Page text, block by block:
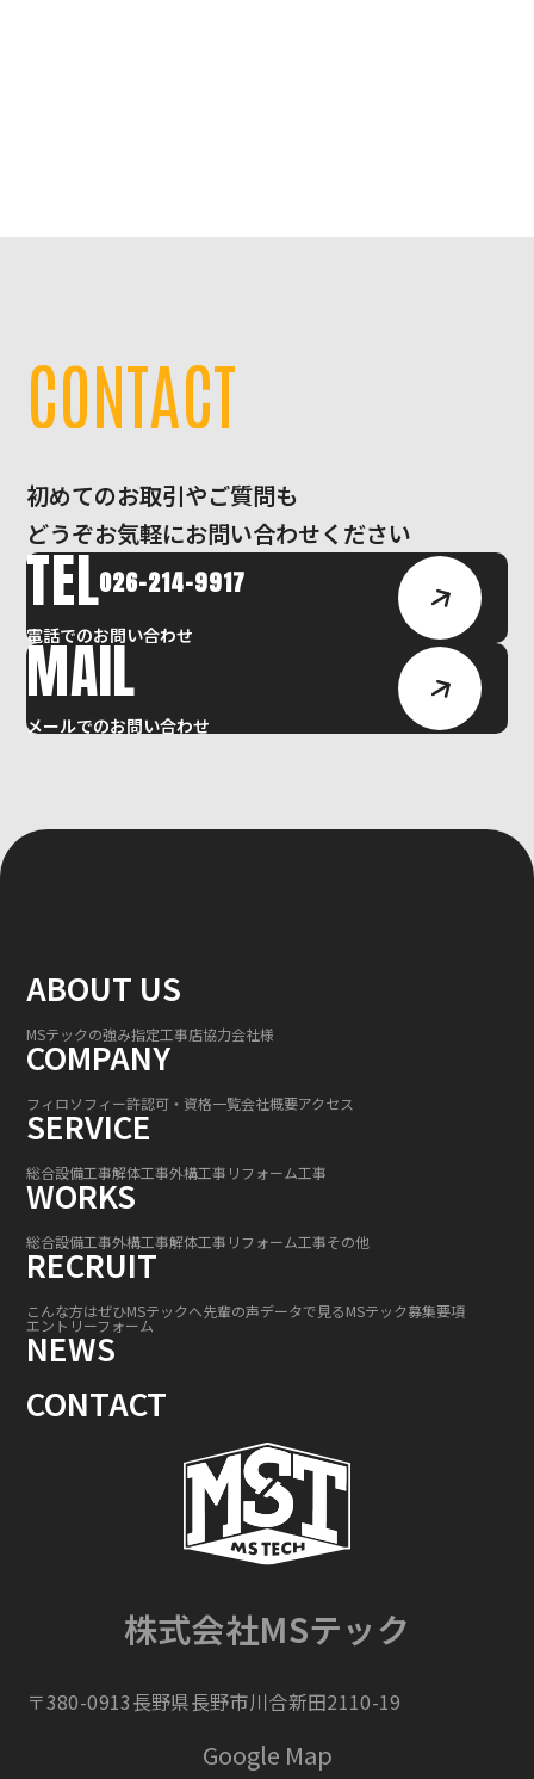
CONTACT
初めてのお取引やご質問も
どうぞお気軽にお問い合わせください
TEL026-214-9917
電話でのお問い合わせ
MAIL
メールでのお問い合わせ
株式会社MSテック
〒380-0913長野県長野市川合新田2110-19
Google Map
ABOUT US
MSテックの強み指定工事店協力会社様
COMPANY
フィロソフィー許認可・資格一覧会社概要アクセス
SERVICE
総合設備工事解体工事外構工事 リフォーム工事
WORKS
総合設備工事外構工事解体工事 リフォーム工事その他
RECRUIT
こんな方はぜひMSテックへ先輩の声データで見るMSテック募集要項
エントリーフォーム
NEWS
CONTACT